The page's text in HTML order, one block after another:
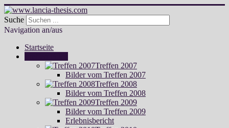
Suche
Navigation an/aus
Startseite
Treffen 2007
Bilder vom Treffen 2007
Treffen 2008
Bilder vom Treffen 2008
Treffen 2009
Bilder vom Treffen 2009
Erlebnisbericht